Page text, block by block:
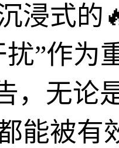
浸式的
扰”作为
，无论
能被有